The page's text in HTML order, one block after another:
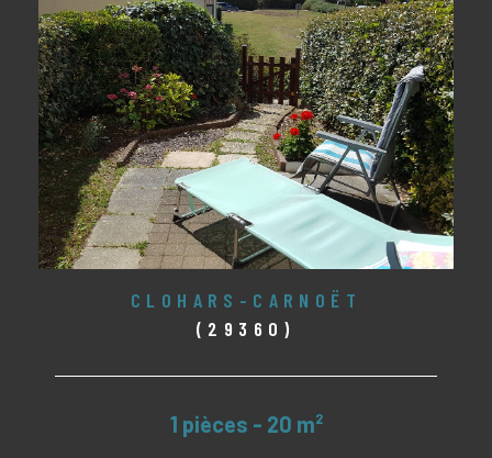
CLOHARS-CARNOËT
(29360)
1 pièces - 20 m²